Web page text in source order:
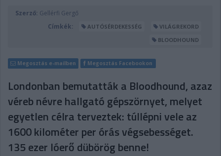
Szerző: Gellérfi Gergő
Címkék:
AUTÓSÉRDEKESSÉG
VILÁGREKORD
BLOODHOUND
Megosztás e-mailben Megosztás Facebookon
Londonban bemutatták a Bloodhound, azaz
véreb névre hallgató gépszörnyet, melyet
egyetlen célra terveztek: túllépni vele az
1600 kilométer per órás végsebességet.
135 ezer lóerő dübörög benne!